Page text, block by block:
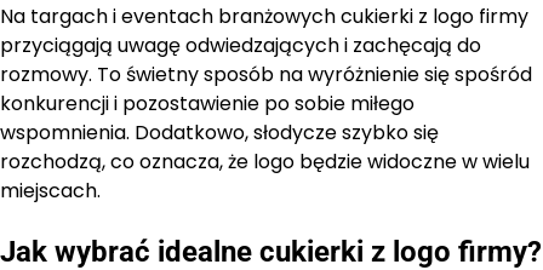
Na targach i eventach branżowych cukierki z logo firmy
przyciągają uwagę odwiedzających i zachęcają do
rozmowy. To świetny sposób na wyróżnienie się spośród
konkurencji i pozostawienie po sobie miłego
wspomnienia. Dodatkowo, słodycze szybko się
rozchodzą, co oznacza, że logo będzie widoczne w wielu
miejscach.
Jak wybrać idealne cukierki z logo firmy?